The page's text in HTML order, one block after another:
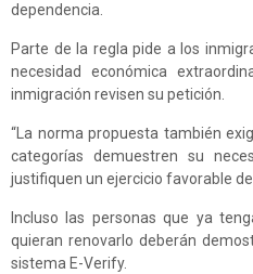
dependencia.
Parte de la regla pide a los
necesidad económica
inmigración revisen su petición.
“La norma propuesta también
categorías demuestren su
justifiquen un ejercicio favorable
Incluso las personas que ya
quieran renovarlo deberán
sistema E-Verify.